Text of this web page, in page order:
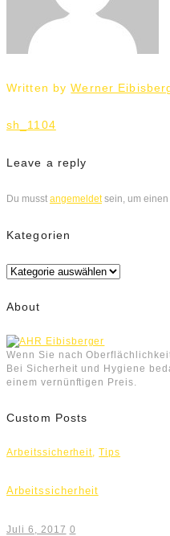
Written byWerner
Beitrags-
Navigation
sh_1104
Leave a reply
Du musst angemeldetsein, um einen
Kategorien
Kategorien
About
Wenn Sie nach
Bei Sicherheit und Hygiene
einem vernünftigen Preis.
Custom Posts
Arbeitssicherheit,Tips
Arbeitssicherheit
Juli 6, 2017 0